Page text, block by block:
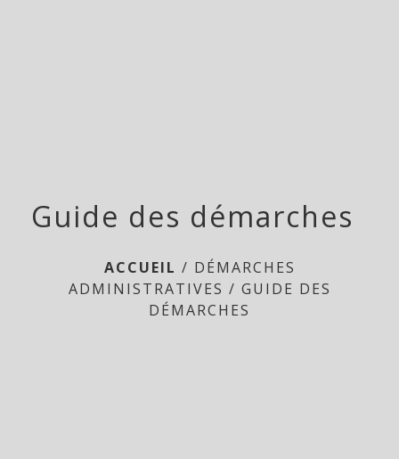
Guide des démarches
ACCUEIL / DÉMARCHES
ADMINISTRATIVES / GUIDE DES
DÉMARCHES